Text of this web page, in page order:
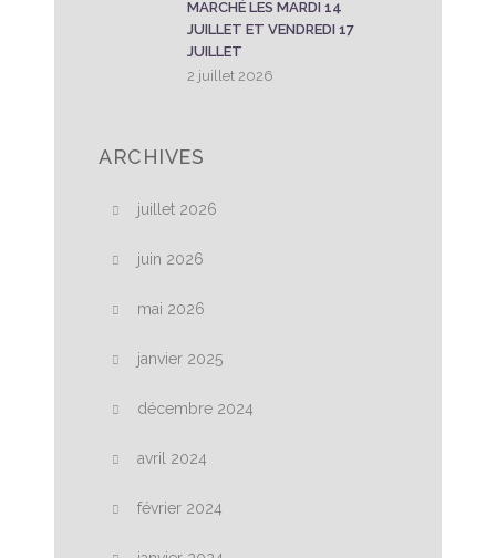
MARCHÉ LES MARDI 14
JUILLET ET VENDREDI 17
JUILLET
2 juillet 2026
ARCHIVES
juillet 2026
juin 2026
mai 2026
janvier 2025
décembre 2024
avril 2024
février 2024